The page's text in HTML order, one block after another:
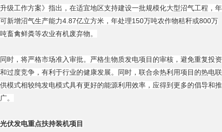
升级工作方案》指出，在适宜地区支持建设一批规模化大型沼气工程，年
可新增沼气生产能力4.87亿立方米，年处理150万吨农作物秸秆或800万
吨畜禽鲜粪等农业有机废弃物。
同时，将严格市场准入审批。严格生物质发电项目的审核，避免重复投资
和过度竞争，有利于行业的健康发展。同时，联合余热利用项目的热电联
供模式相较纯发电模式具有更好的能源利用效率，应得到更多的倡导和推
广。
光伏发电重点扶持装机项目